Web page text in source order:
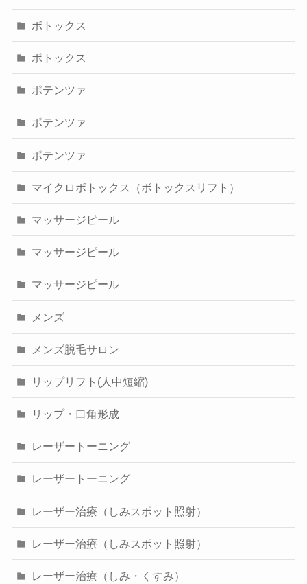
ボトックス
ボトックス
ポテンツァ
ポテンツァ
ポテンツァ
マイクロボトックス（ボトックスリフト）
マッサージピール
マッサージピール
マッサージピール
メンズ
メンズ脱毛サロン
リップリフト(人中短縮)
リップ・口角形成
レーザートーニング
レーザートーニング
レーザー治療（しみスポット照射）
レーザー治療（しみスポット照射）
レーザー治療（しみ・くすみ）